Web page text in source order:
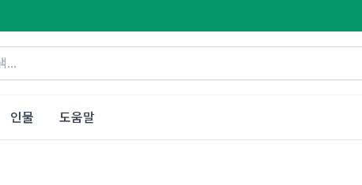
인물 도움말